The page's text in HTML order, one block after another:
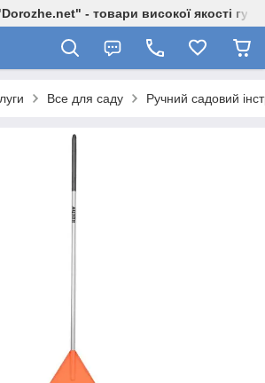
- товари високої якості
Все для саду Ручний садовий